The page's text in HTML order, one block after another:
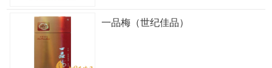
一品梅（世纪佳品）